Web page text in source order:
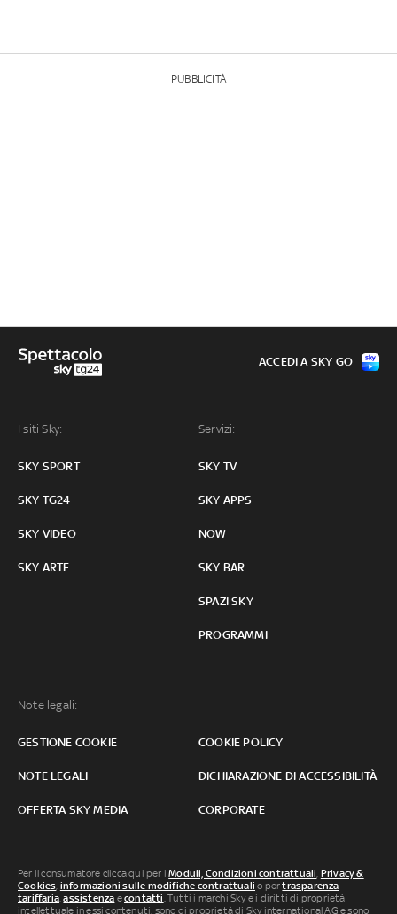
PUBBLICITÀ
I siti Sky:
SKY SPORT
SKY TG24
SKY VIDEO
SKY ARTE
Servizi:
SKY TV
SKY APPS
NOW
SKY BAR
SPAZI SKY
PROGRAMMI
Note legali:
GESTIONE COOKIE COOKIE POLICY
NOTE LEGALI DICHIARAZIONE DI ACCESSIBILITÀ
OFFERTA SKY MEDIA CORPORATE
ACCEDI A SKY GO
Per il consumatore clicca qui per iModuli, Condizioni contrattuali, Privacy &
Cookies, informazioni sulle modifiche contrattuali o pertrasparenza
tariffaria,assistenza econtatti. Tutti i marchi Sky e i diritti di proprietà
intellettuale in essi contenuti, sono di proprietà di Sky international AG e sono